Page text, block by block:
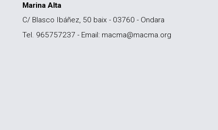
Marina Alta
C/ Blasco Ibáñez, 50 baix - 03760 - Ondara
Tel. 965757237 - Email: macma@macma.org